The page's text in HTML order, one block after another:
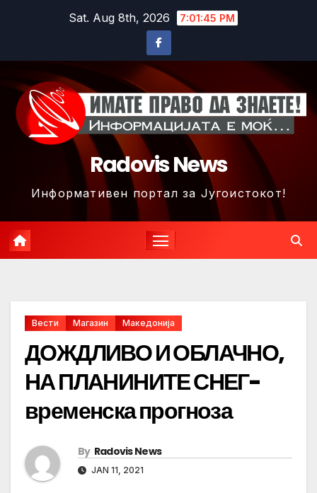
Sat. Aug 8th, 2026 7:01:48 PM
Radovis News
Информативен портал за Југоистокот!
Вести Магазин Македонија
ДОЖДЛИВО И ОБЛАЧНО,
НА ПЛАНИНИТЕ СНЕГ-
временска прогноза
By Radovis News
JAN 11, 2021